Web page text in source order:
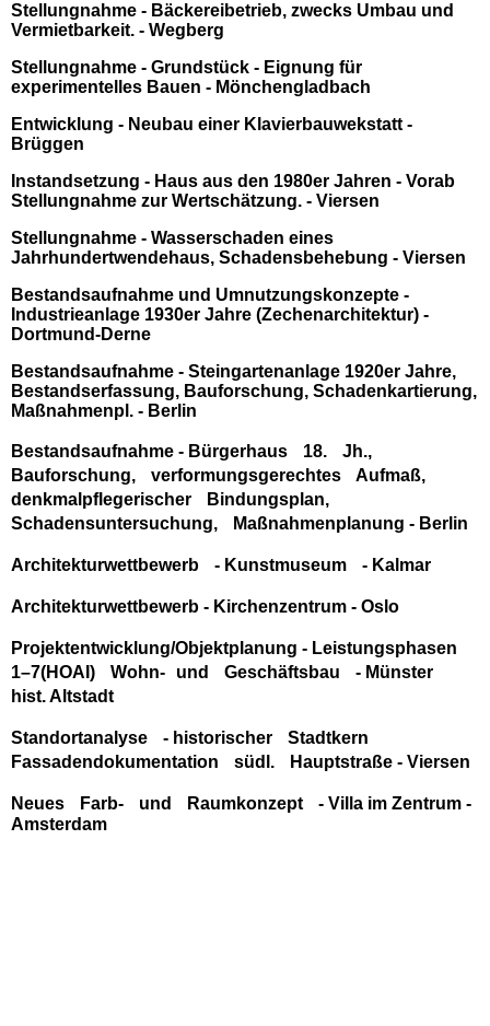
Stellungnahme - Bäckereibetrieb, zwecks Umbau und
Vermietbarkeit. - Wegberg
Stellungnahme - Grundstück - Eignung für
experimentelles Bauen - Mönchengladbach
Entwicklung - Neubau einer Klavierbauwekstatt -
Brüggen
Instandsetzung - Haus aus den 1980er Jahren - Vorab
Stellungnahme zur Wertschätzung. - Viersen
Stellungnahme - Wasserschaden eines
Jahrhundertwendehaus, Schadensbehebung - Viersen
Bestandsaufnahme und Umnutzungskonzepte -
Industrieanlage 1930er Jahre (Zechenarchitektur) -
Dortmund-Derne
Bestandsaufnahme - Steingartenanlage 1920er Jahre,
Bestandserfassung, Bauforschung, Schadenkartierung,
Maßnahmenpl. - Berlin
Bestandsaufnahme - Bürgerhaus 18. Jh.,
Bauforschung, verformungsgerechtes Aufmaß,
denkmalpflegerischer Bindungsplan,
Schadensuntersuchung, Maßnahmenplanung - Berlin
Architekturwettbewerb - Kunstmuseum - Kalmar
Architekturwettbewerb - Kirchenzentrum - Oslo
Projektentwicklung/Objektplanung - Leistungsphasen
1–7(HOAI) Wohn‐ und Geschäftsbau - Münster
hist. Altstadt
Standortanalyse - historischer Stadtkern
Fassadendokumentation südl. Hauptstraße - Viersen
Neues Farb‐ und Raumkonzept - Villa im Zentrum -
Amsterdam